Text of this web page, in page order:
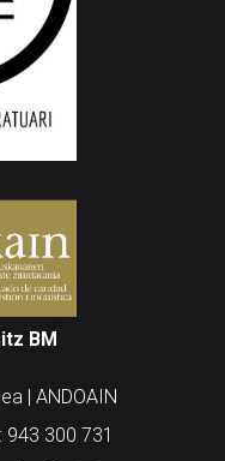
BM
| ANDOAIN
943 300 731